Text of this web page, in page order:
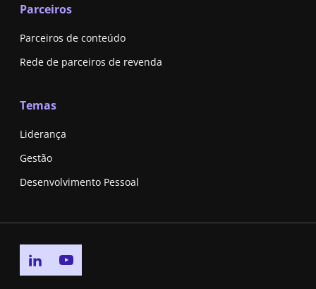
Parceiros
Parceiros de conteúdo
Rede de parceiros de revenda
Temas
Liderança
Gestão
Desenvolvimento Pessoal
Go to linkedin page